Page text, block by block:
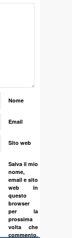
Nome
Email
Sito web
Salva il mio
nome,
email e sito
web in
questo
browser
per la
prossima
volta che
commento.